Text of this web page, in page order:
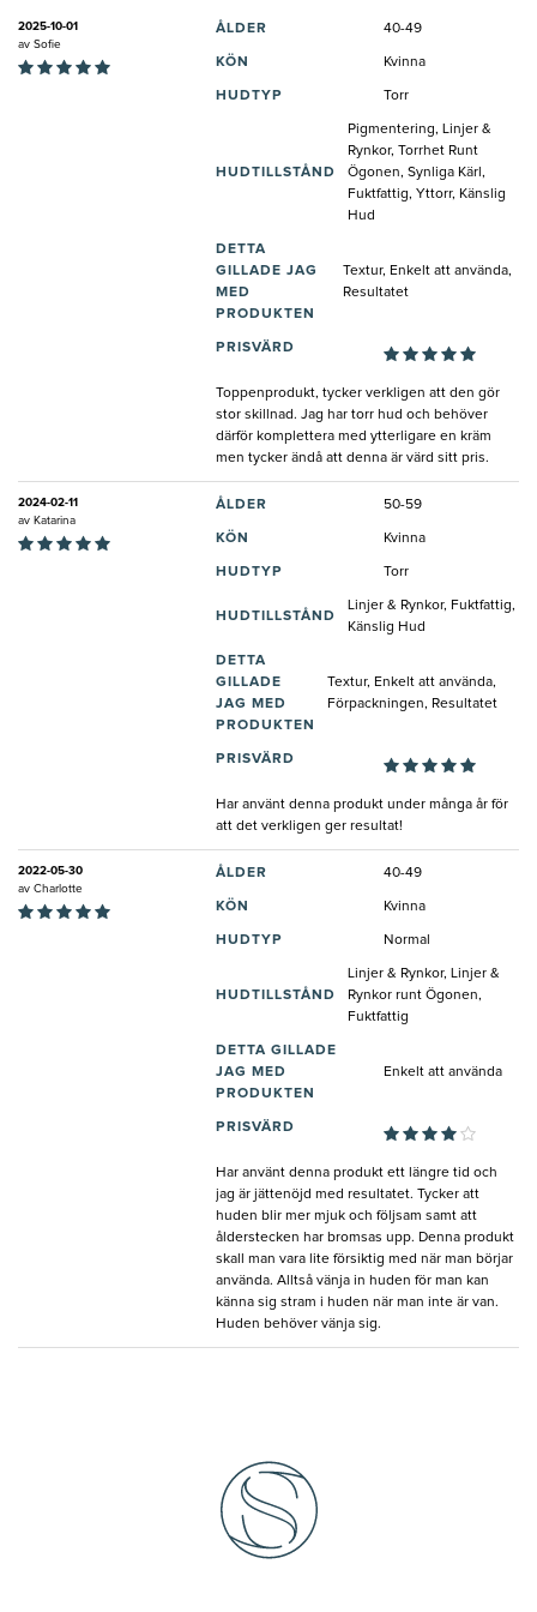
2025-10-01
av Sofie
ÅLDER 40-49
KÖN Kvinna
HUDTYP Torr
HUDTILLSTÅND
Pigmentering, Linjer &
Rynkor, Torrhet Runt
Ögonen, Synliga Kärl,
Fuktfattig, Yttorr, Känslig
Hud
DETTA
GILLADE JAG
MED
PRODUKTEN
Textur, Enkelt att använda,
Resultatet
PRISVÄRD
Toppenprodukt, tycker verkligen att den gör
stor skillnad. Jag har torr hud och behöver
därför komplettera med ytterligare en kräm
men tycker ändå att denna är värd sitt pris.
2024-02-11
av Katarina
ÅLDER 50-59
KÖN Kvinna
HUDTYP Torr
HUDTILLSTÅND
Linjer & Rynkor, Fuktfattig,
Känslig Hud
DETTA
GILLADE
JAG MED
PRODUKTEN
Textur, Enkelt att använda,
Förpackningen, Resultatet
PRISVÄRD
Har använt denna produkt under många år för
att det verkligen ger resultat!
2022-05-30
av Charlotte
ÅLDER 40-49
KÖN Kvinna
HUDTYP Normal
HUDTILLSTÅND
Linjer & Rynkor, Linjer &
Rynkor runt Ögonen,
Fuktfattig
DETTA GILLADE
JAG MED
PRODUKTEN
Enkelt att använda
PRISVÄRD
Har använt denna produkt ett längre tid och
jag är jättenöjd med resultatet. Tycker att
huden blir mer mjuk och följsam samt att
ålderstecken har bromsas upp. Denna produkt
skall man vara lite försiktig med när man börjar
använda. Alltså vänja in huden för man kan
känna sig stram i huden när man inte är van.
Huden behöver vänja sig.